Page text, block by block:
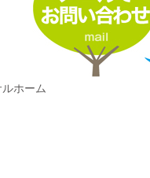
ホーム